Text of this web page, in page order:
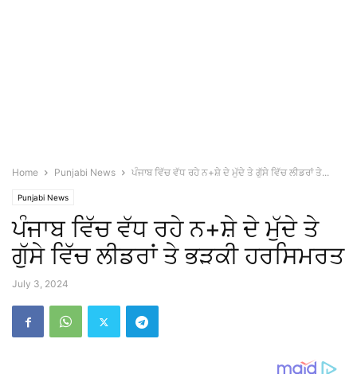
Home Punjabi News ਪੰਜਾਬ ਵਿੱਚ ਵੱਧ ਰਹੇ ਨ+ਸ਼ੇ ਦੇ ਮੁੱਦੇ ਤੇ ਗੁੱਸੇ ਵਿੱਚ ਲੀਡਰਾਂ ਤੇ...
Punjabi News
ਪੰਜਾਬ ਵਿੱਚ ਵੱਧ ਰਹੇ ਨ+ਸ਼ੇ ਦੇ ਮੁੱਦੇ ਤੇ
ਗੁੱਸੇ ਵਿੱਚ ਲੀਡਰਾਂ ਤੇ ਭੜਕੀ ਹਰਸਿਮਰਤ
July 3, 2024